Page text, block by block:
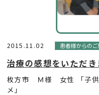
2015.11.02 患者様からのご
治療の感想をいただき
枚方市 Ｍ様 女性 「子供
メ」